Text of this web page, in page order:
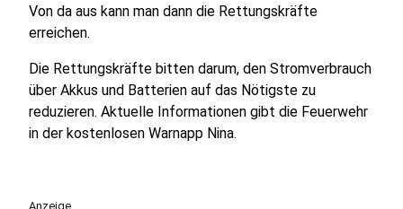
Von da aus kann man dann die Rettungskräfte
erreichen.
Die Rettungskräfte bitten darum, den Stromverbrauch
über Akkus und Batterien auf das Nötigste zu
reduzieren. Aktuelle Informationen gibt die Feuerwehr
in der kostenlosen Warnapp Nina.
Anzeige